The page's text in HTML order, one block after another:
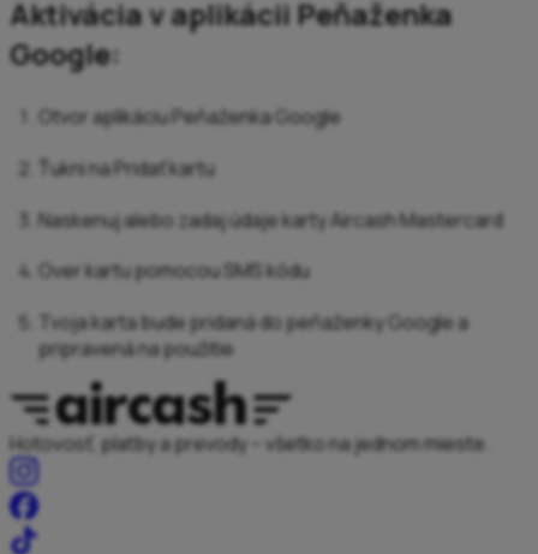
Aktivácia v aplikácii Peňaženka
Google:
Otvor aplikáciu Peňaženka Google
Ťukni na Pridať kartu
Naskenuj alebo zadaj údaje karty Aircash Mastercard
Over kartu pomocou SMS kódu
Tvoja karta bude pridaná do peňaženky Google a
pripravená na použitie
Hotovosť, platby a prevody – všetko na jednom mieste.